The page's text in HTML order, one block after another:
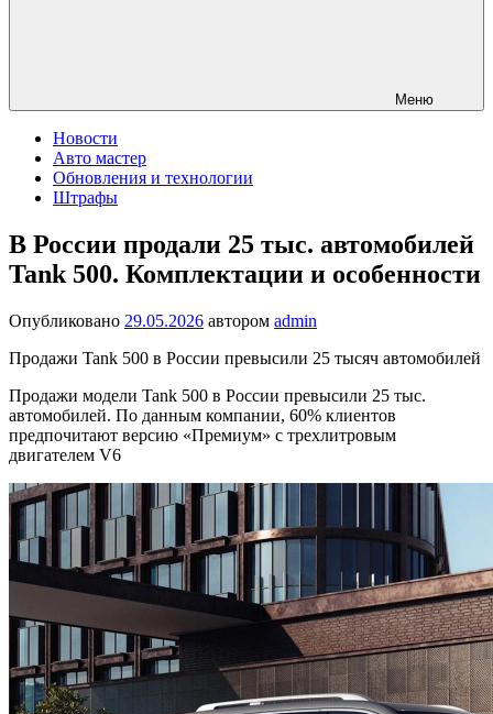
Меню
Новости
Авто мастер
Обновления и технологии
Штрафы
В России продали 25 тыс. автомобилей
Tank 500. Комплектации и особенности
Опубликовано 29.05.2026 автором admin
Продажи Tank 500 в России превысили 25 тысяч автомобилей
Продажи модели Tank 500 в России превысили 25 тыс.
автомобилей. По данным компании, 60% клиентов
предпочитают версию «Премиум» с трехлитровым
двигателем V6